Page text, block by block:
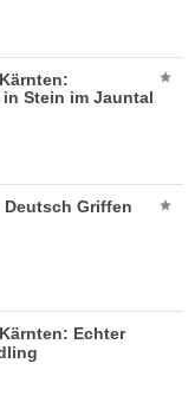
Stein im Jauntal
Deutsch Griffen
Echter